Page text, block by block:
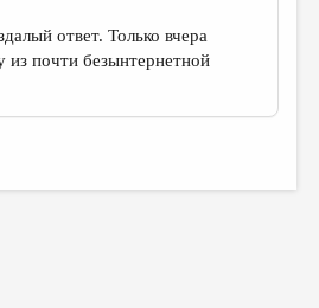
ответ. Только вчера
из почти безынтернетной